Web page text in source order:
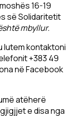
16-19
së Solidaritetit
mbyllur.
lutem kontaktoni
+383 49
në Facebook
atëherë
e disa nga